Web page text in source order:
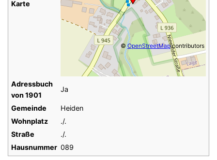
Karte
©OpenStreetMapcontributors
Adressbuch
von 1901
Ja
Gemeinde
Heiden
Wohnplatz
./.
Straße
./.
Hausnummer 089